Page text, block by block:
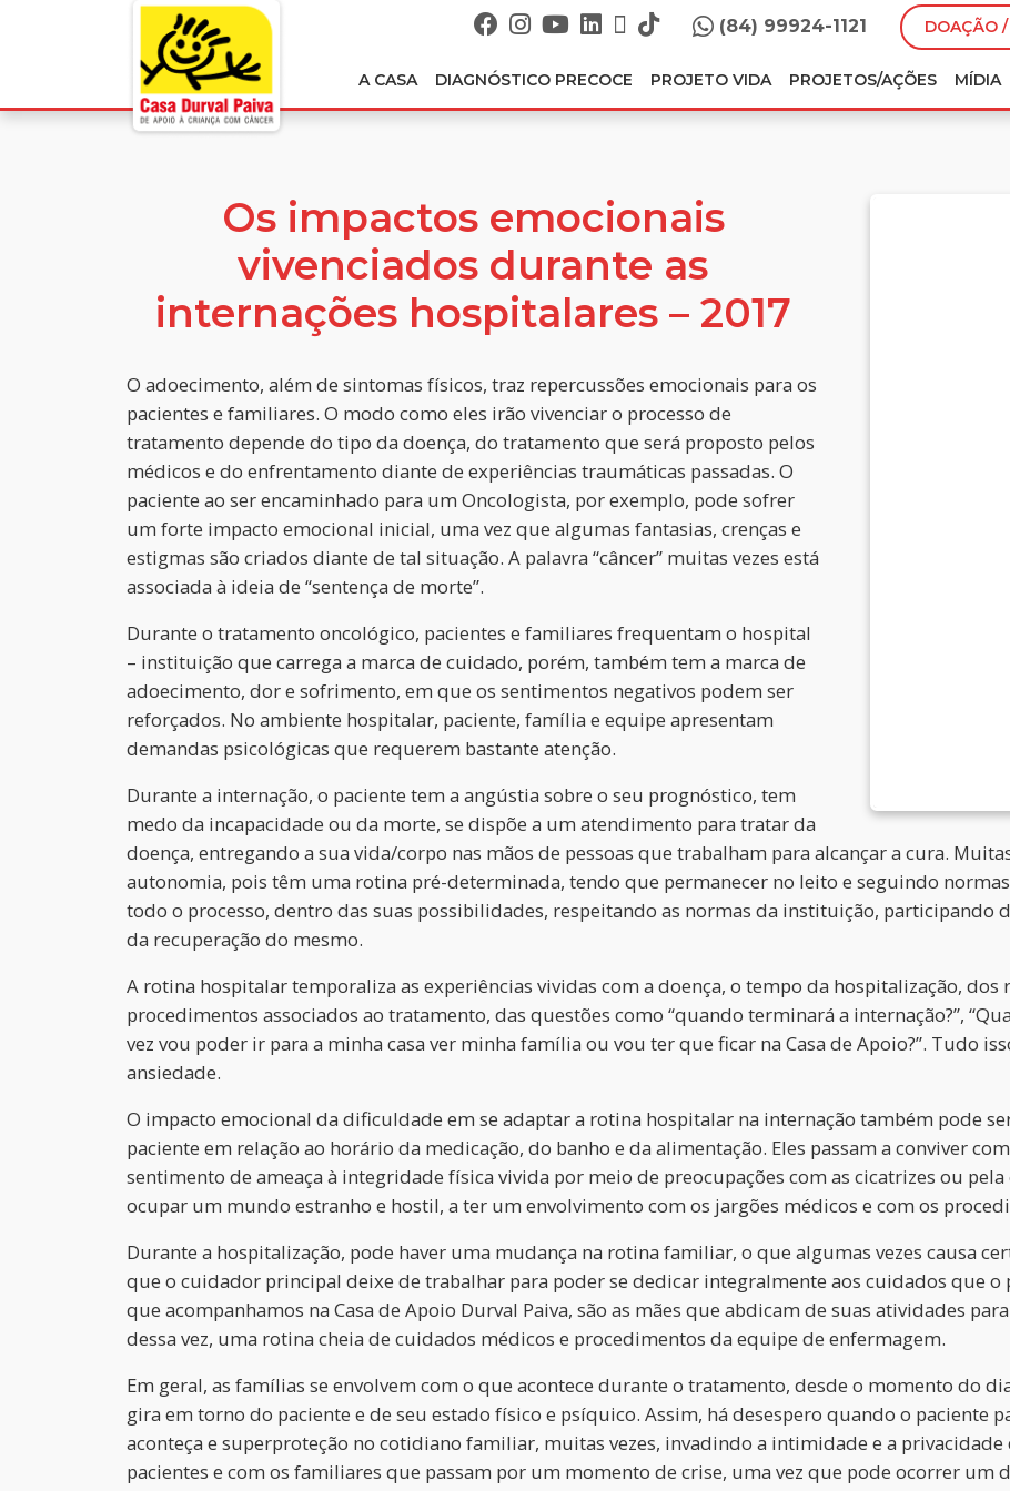
(84) 99924-1121
DOAÇÃO
A CASA DIAGNÓSTICO PRECOCE PROJETO VIDA PROJETOS/AÇÕES MÍDIA
Os impactos emocionais
vivenciados durante as
internações hospitalares – 2017
O adoecimento, além de sintomas físicos, traz repercussões emocionais para os
pacientes e familiares. O modo como eles irão vivenciar o processo de
tratamento depende do tipo da doença, do tratamento que será proposto pelos
médicos e do enfrentamento diante de experiências traumáticas passadas. O
paciente ao ser encaminhado para um Oncologista, por exemplo, pode sofrer
um forte impacto emocional inicial, uma vez que algumas fantasias, crenças e
estigmas são criados diante de tal situação. A palavra “câncer” muitas vezes está
associada à ideia de “sentença de morte”.
Durante o tratamento oncológico, pacientes e familiares frequentam o hospital
– instituição que carrega a marca de cuidado, porém, também tem a marca de
adoecimento, dor e sofrimento, em que os sentimentos negativos podem ser
reforçados. No ambiente hospitalar, paciente, família e equipe apresentam
demandas psicológicas que requerem bastante atenção.
Durante a internação, o paciente tem a angústia sobre o seu prognóstico, tem
medo da incapacidade ou da morte, se dispõe a um atendimento para tratar da
doença, entregando a sua vida/corpo nas mãos de pessoas que trabalham para alcançar a cura.
autonomia, pois têm uma rotina pré-determinada, tendo que permanecer no leito e seguindo
todo o processo, dentro das suas possibilidades, respeitando as normas da instituição, participando
da recuperação do mesmo.
A rotina hospitalar temporaliza as experiências vividas com a doença, o tempo da hospitalização,
procedimentos associados ao tratamento, das questões como “quando terminará a internação?”,
vez vou poder ir para a minha casa ver minha família ou vou ter que ficar na Casa de Apoio?”. Tudo
ansiedade.
O impacto emocional da dificuldade em se adaptar a rotina hospitalar na internação também pode
paciente em relação ao horário da medicação, do banho e da alimentação. Eles passam a conviver
sentimento de ameaça à integridade física vivida por meio de preocupações com as cicatrizes ou
ocupar um mundo estranho e hostil, a ter um envolvimento com os jargões médicos e com os
Durante a hospitalização, pode haver uma mudança na rotina familiar, o que algumas vezes causa
que o cuidador principal deixe de trabalhar para poder se dedicar integralmente aos cuidados que o
que acompanhamos na Casa de Apoio Durval Paiva, são as mães que abdicam de suas atividades
dessa vez, uma rotina cheia de cuidados médicos e procedimentos da equipe de enfermagem.
Em geral, as famílias se envolvem com o que acontece durante o tratamento, desde o momento do
gira em torno do paciente e de seu estado físico e psíquico. Assim, há desespero quando o paciente
aconteça e superproteção no cotidiano familiar, muitas vezes, invadindo a intimidade e a privacidade
pacientes e com os familiares que passam por um momento de crise, uma vez que pode ocorrer